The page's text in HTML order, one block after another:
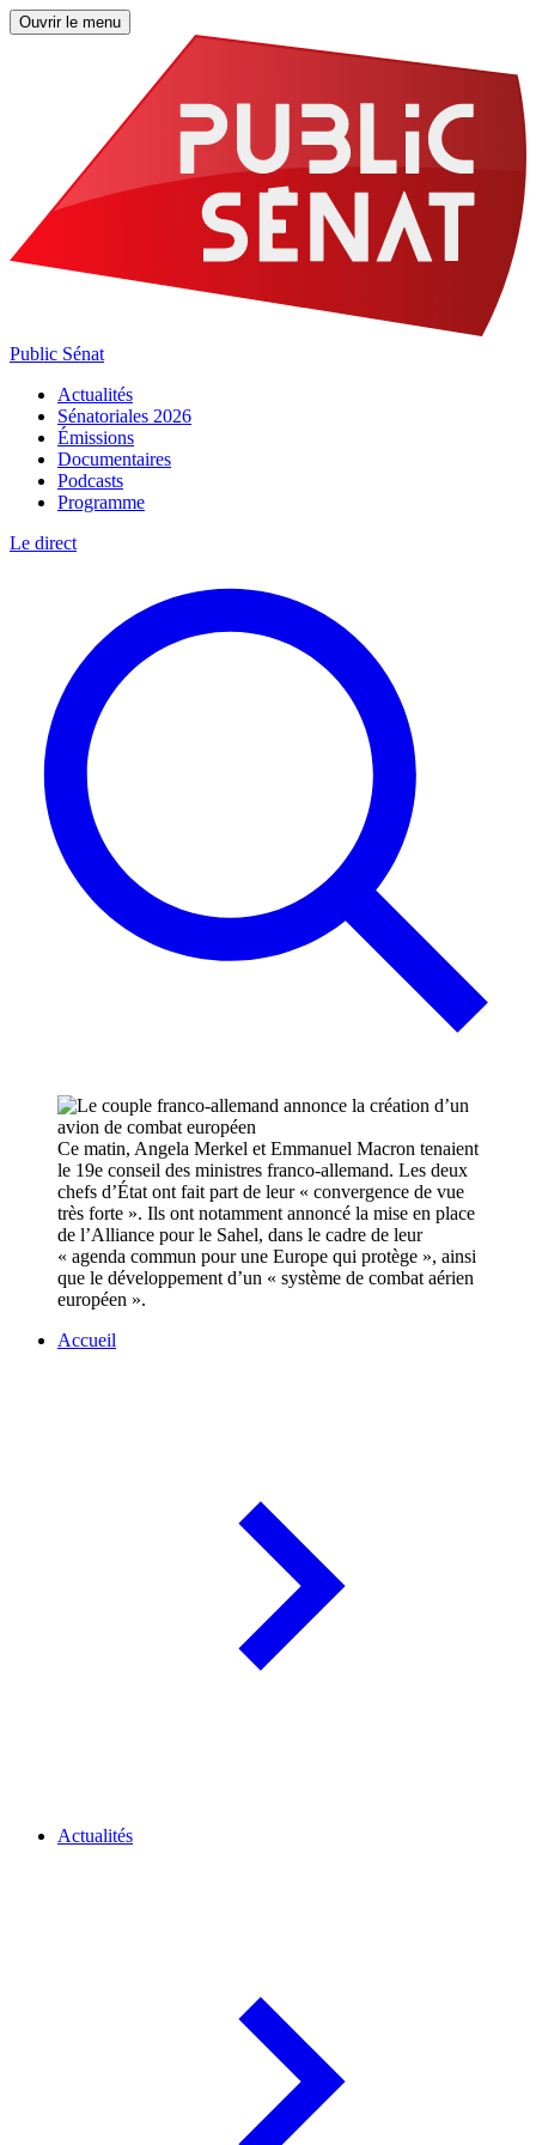
Ouvrir le menu
Public Sénat
Actualités
Sénatoriales 2026
Émissions
Documentaires
Podcasts
Programme
Le direct
Ce matin, Angela Merkel et Emmanuel Macron tenaient
le 19e conseil des ministres franco-allemand. Les deux
chefs d’État ont fait part de leur « convergence de vue
très forte ». Ils ont notamment annoncé la mise en place
de l’Alliance pour le Sahel, dans le cadre de leur
« agenda commun pour une Europe qui protège », ainsi
que le développement d’un « système de combat aérien
européen ».
Accueil
Actualités